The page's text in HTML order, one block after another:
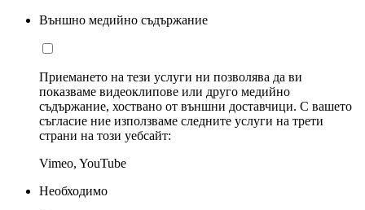
Външно медийно съдържание
Приемането на тези услуги ни позволява да ви
показваме видеоклипове или друго медийно
съдържание, хоствано от външни доставчици. С вашето
съгласие ние използваме следните услуги на трети
страни на този уебсайт:
Vimeo, YouTube
Необходимо